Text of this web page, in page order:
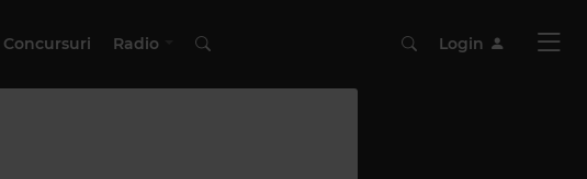
Concursuri Radio Login